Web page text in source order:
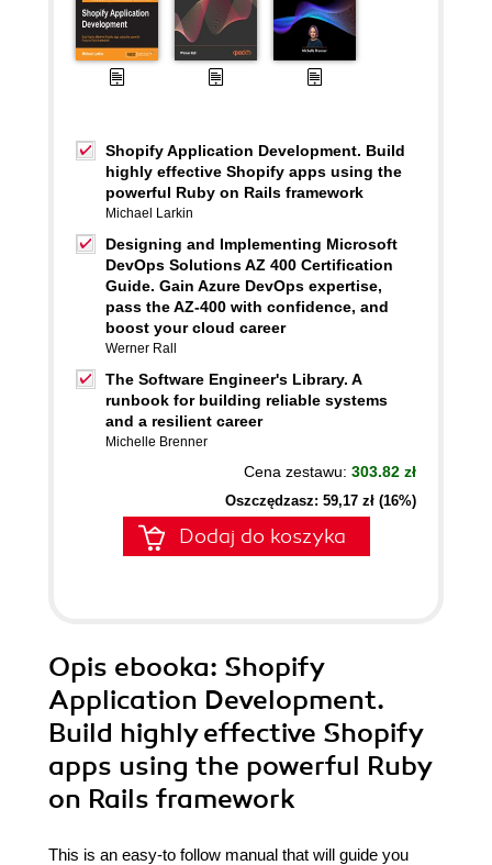
Shopify Application Development. Build
highly effective Shopify apps using the
powerful Ruby on Rails framework
Michael Larkin
Designing and Implementing Microsoft
DevOps Solutions AZ 400 Certification
Guide. Gain Azure DevOps expertise,
pass the AZ-400 with confidence, and
boost your cloud career
Werner Rall
The Software Engineer's Library. A
runbook for building reliable systems
and a resilient career
Michelle Brenner
Cena zestawu: 303.82 zł
Oszczędzasz: 59,17 zł (16%)
Dodaj do koszyka
Opis ebooka: Shopify
Application Development.
Build highly effective Shopify
apps using the powerful Ruby
on Rails framework
This is an easy-to follow manual that will guide you